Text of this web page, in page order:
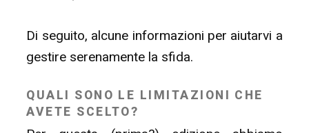
Di seguito, alcune informazioni per aiutarvi a
gestire serenamente la sfida.
QUALI SONO LE LIMITAZIONI CHE
AVETE SCELTO?